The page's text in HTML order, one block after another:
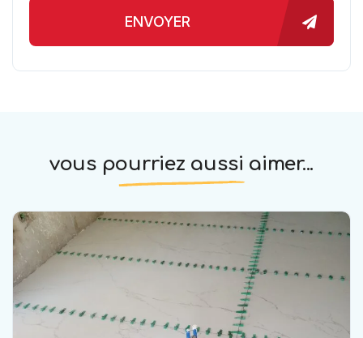
ENVOYER
vous pourriez aussi aimer...